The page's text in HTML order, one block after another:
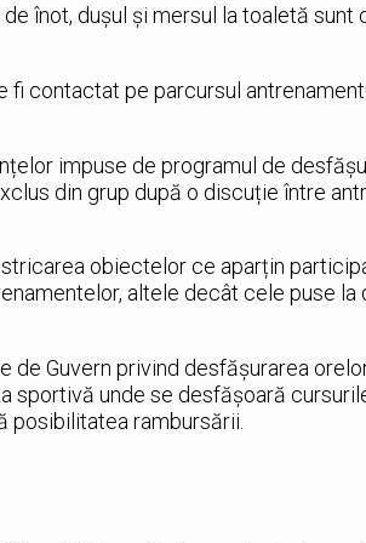
înot, dușul și mersul la toaletă sunt
contactat pe parcursul
impuse de programul de
din grup după o discuție între
obiectelor ce aparțin
altele decât cele puse
Guvern privind desfășurarea
sportivă unde se desfășoară
posibilitatea rambursării.